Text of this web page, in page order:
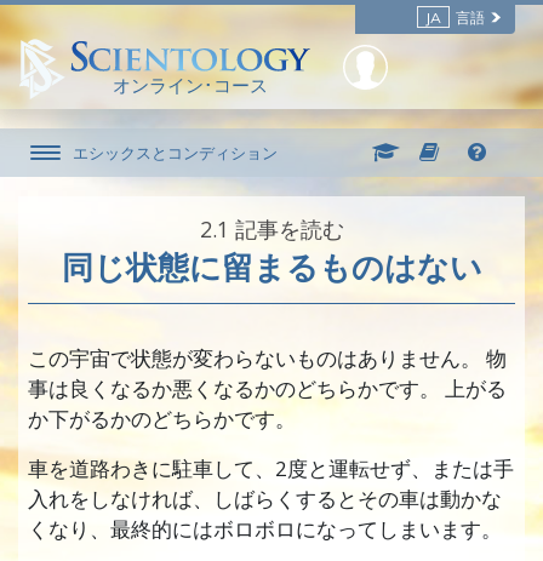
JA 言語
オンライン･コース
エシックスとコンディション
2.‎1 記事を読む
同じ状態に留まるものはない
この宇宙で状態が変わらないものはありません。 物
事は良くなるか悪くなるかのどちらかです。 上がる
か下がるかのどちらかです。
車を道路わきに駐車して、2度と運転せず、または手
入れをしなければ、しばらくするとその車は動かな
くなり、最終的にはボロボロになってしまいます。